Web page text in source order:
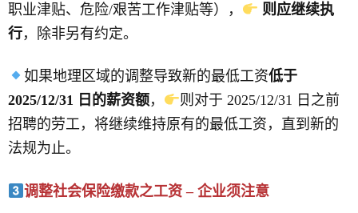
职业津贴、危险/艰苦工作津贴等），
则应继续执
行，除非另有约定。
如果地理区域的调整导致新的最低工资低于
2025/12/31 日的薪资额，
则对于 2025/12/31 日之前
招聘的劳工，将继续维持原有的最低工资，直到新的
法规为止。
调整社会保险缴款之工资 – 企业须注意